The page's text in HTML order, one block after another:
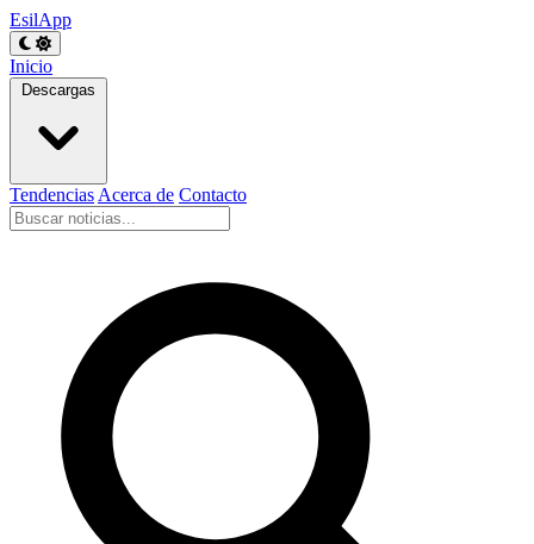
EsilApp
Inicio
Descargas
Tendencias Acerca de Contacto